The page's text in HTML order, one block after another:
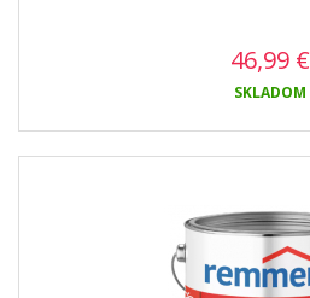
46,99 €
SKLADOM